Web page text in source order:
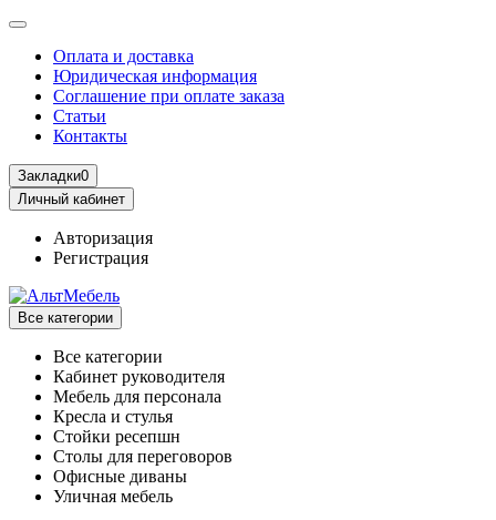
Оплата и доставка
Юридическая информация
Соглашение при оплате заказа
Статьи
Контакты
Закладки0
Личный кабинет
Авторизация
Регистрация
Все категории
Все категории
Кабинет руководителя
Мебель для персонала
Кресла и стулья
Стойки ресепшн
Столы для переговоров
Офисные диваны
Уличная мебель